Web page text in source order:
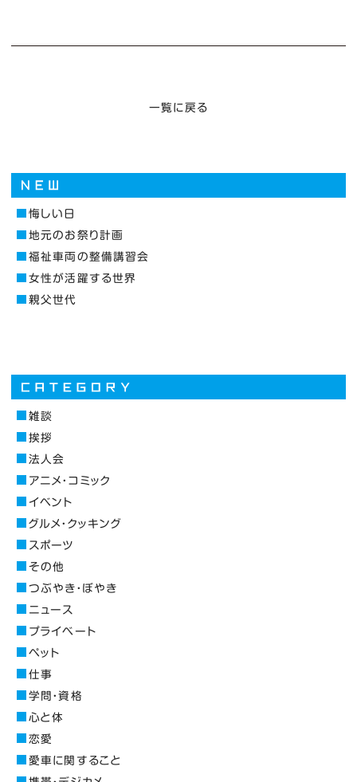
一覧に戻る
悔しい日
地元のお祭り計画
福祉車両の整備講習会
女性が活躍する世界
親父世代
雑談
挨拶
法人会
アニメ・コミック
イベント
グルメ・クッキング
スポーツ
その他
つぶやき・ぼやき
ニュース
プライベート
ペット
仕事
学問・資格
心と体
恋愛
愛車に関すること